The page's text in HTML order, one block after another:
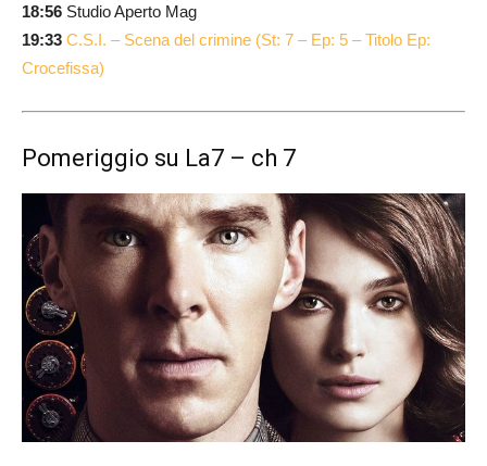
18:56 Studio Aperto Mag
19:33 C.S.I. – Scena del crimine (St: 7 – Ep: 5 – Titolo Ep:
Crocefissa)
Pomeriggio su La7 – ch 7